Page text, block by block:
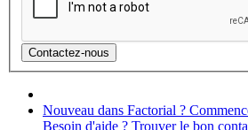
Nouveau dans Factorial ?
Besoin d'aide ? Trouver le bon